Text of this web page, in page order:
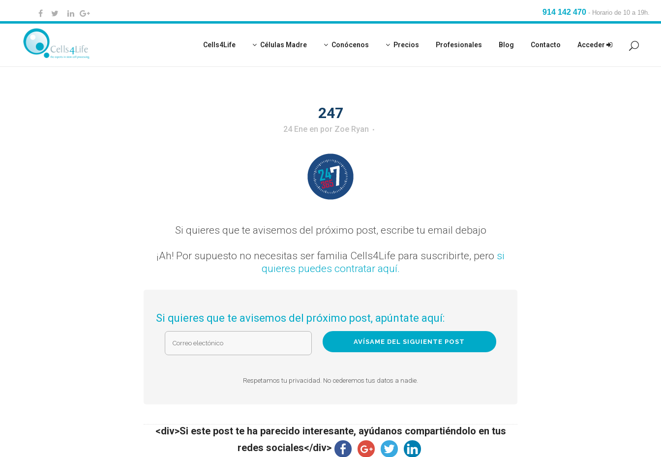
914 142 470 - Horario de 10 a 19h.
Cells4Life Células Madre Conócenos Precios Profesionales Blog Contacto Acceder
247
24 Ene en por Zoe Ryan
Si quieres que te avisemos del próximo post, escribe tu email debajo
¡Ah! Por supuesto no necesitas ser familia Cells4Life para suscribirte, pero si
quieres puedes contratar aquí.
Si quieres que te avisemos del próximo post, apúntate aquí:
Respetamos tu privacidad. No cederemos tus datos a nadie.
<div>Si este post te ha parecido interesante, ayúdanos compartiéndolo en tus
redes sociales</div>